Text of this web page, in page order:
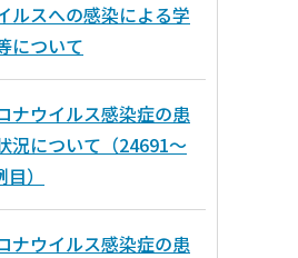
ルスへの感染による学
について
ナウイルス感染症の患
況について（24691～
）
ナウイルス感染症の患